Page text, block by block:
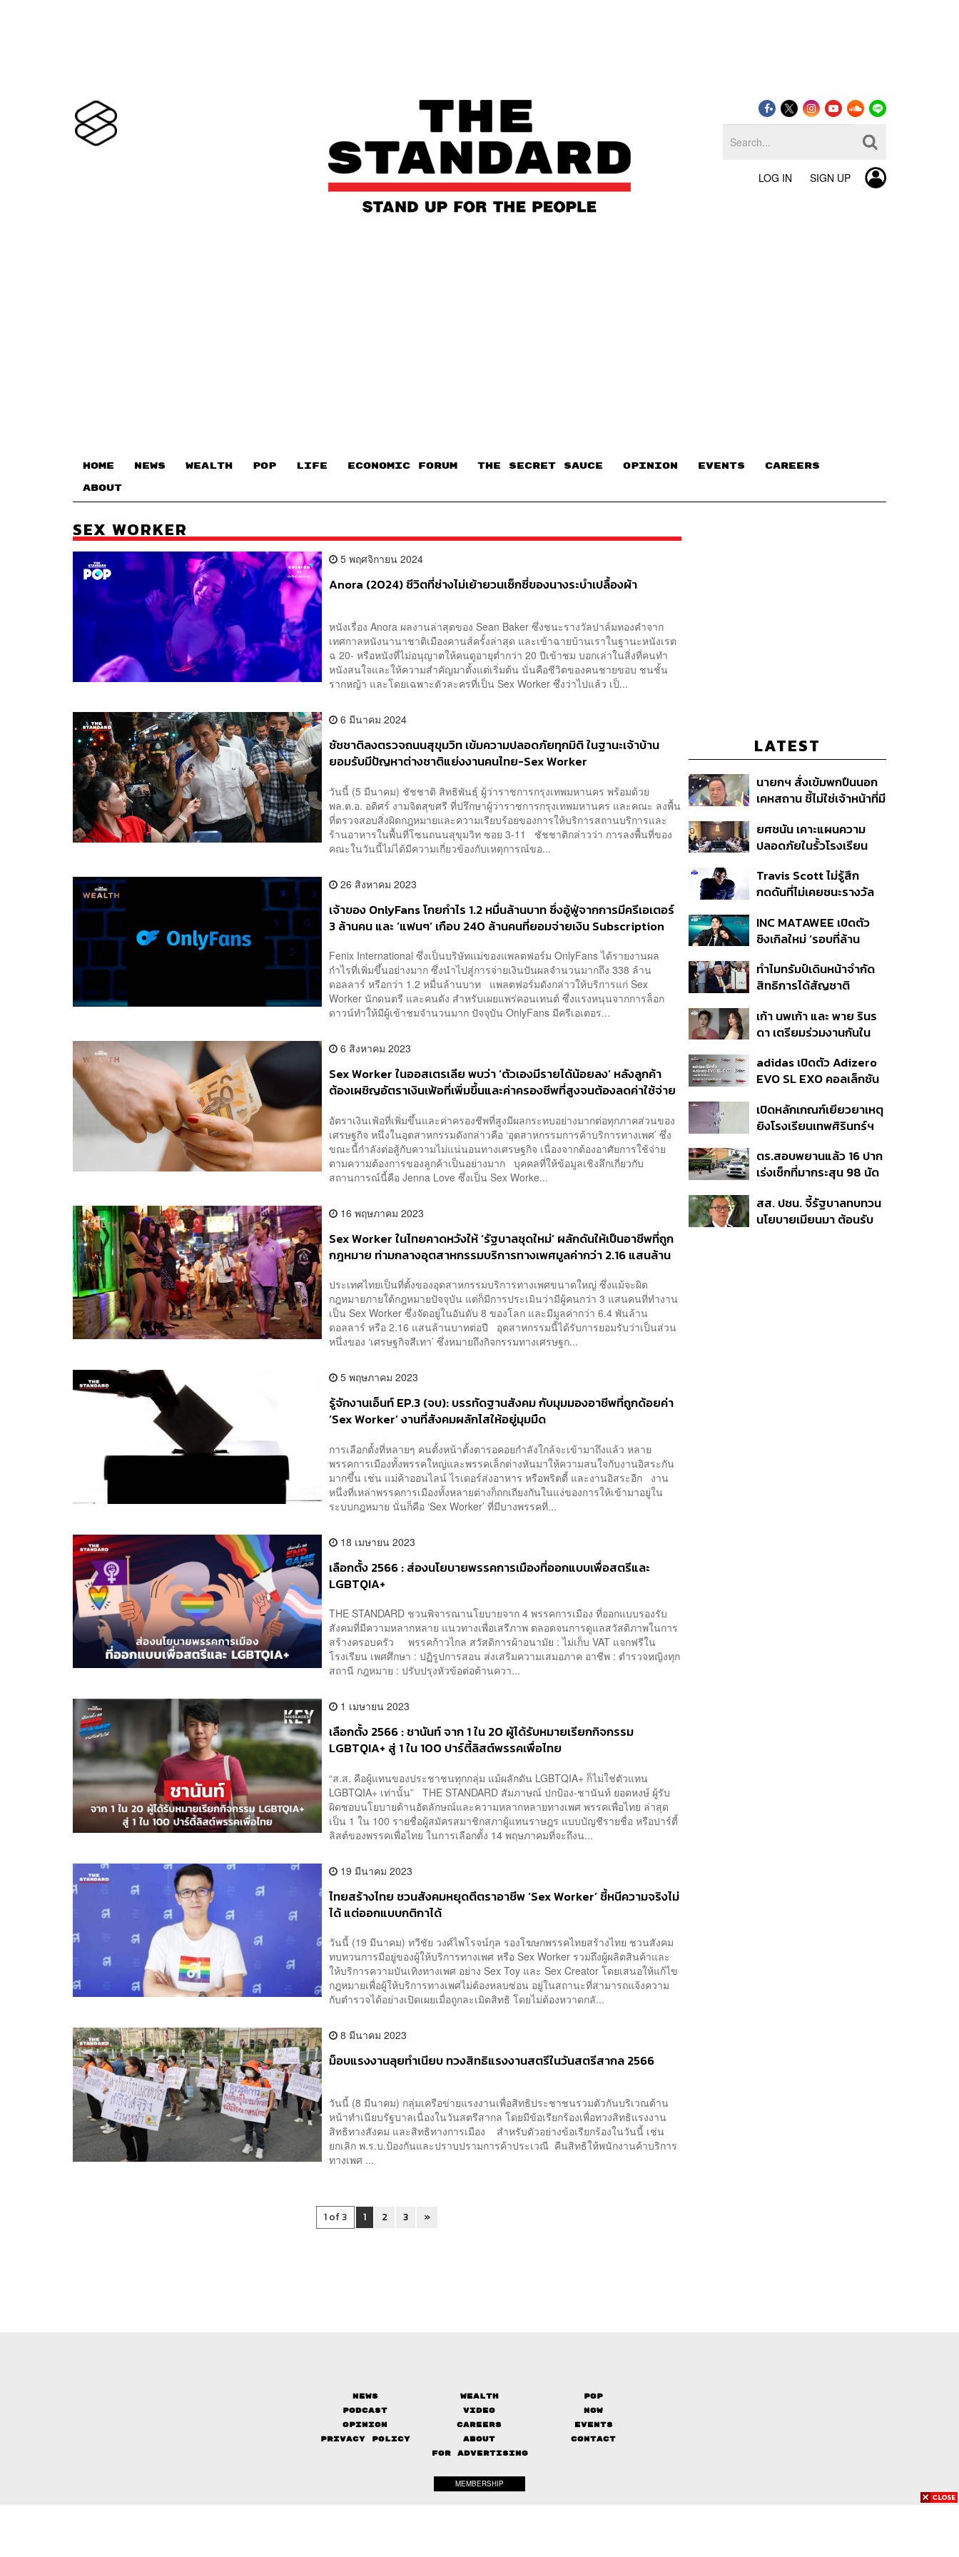
LOG IN SIGN UP
HOME NEWS WEALTH POP LIFE ECONOMIC FORUM THE SECRET SAUCE​ OPINION EVENTS CAREERS
ABOUT
SEX WORKER
5 พฤศจิกายน 2024
Anora (2024) ชีวิตที่ช่างไม่เย้ายวนเซ็กซี่ของนางระบำเปลื้องผ้า
หนังเรื่อง Anora ผลงานล่าสุดของ Sean Baker ซึ่งชนะรางวัลปาล์มทองคำจาก
เทศกาลหนังนานาชาติเมืองคานส์ครั้งล่าสุด และเข้าฉายบ้านเราในฐานะหนังเรต
ฉ 20- หรือหนังที่ไม่อนุญาตให้คนดูอายุต่ำกว่า 20 ปีเข้าชม บอกเล่าในสิ่งที่คนทำ
หนังสนใจและให้ความสำคัญมาตั้งแต่เริ่มต้น นั่นคือชีวิตของคนชายขอบ ชนชั้น
รากหญ้า และโดยเฉพาะตัวละครที่เป็น Sex Worker ซึ่งว่าไปแล้ว เป็...
6 มีนาคม 2024
ชัชชาติลงตรวจถนนสุขุมวิท เข้มความปลอดภัยทุกมิติ ในฐานะเจ้าบ้าน
ยอมรับมีปัญหาต่างชาติแย่งงานคนไทย-Sex Worker
วันนี้ (5 มีนาคม) ชัชชาติ สิทธิพันธุ์ ผู้ว่าราชการกรุงเทพมหานคร พร้อมด้วย
พล.ต.อ. อดิศร์ งามจิตสุขศรี ที่ปรึกษาผู้ว่าราชการกรุงเทพมหานคร และคณะ ลงพื้น
ที่ตรวจสอบสิ่งผิดกฎหมายและความเรียบร้อยของการให้บริการสถานบริการและ
ร้านอาหารในพื้นที่โซนถนนสุขุมวิท ซอย 3-11 ชัชชาติกล่าวว่า การลงพื้นที่ของ
คณะในวันนี้ไม่ได้มีความเกี่ยวข้องกับเหตุการณ์ขอ...
26 สิงหาคม 2023
เจ้าของ OnlyFans โกยกำไร 1.2 หมื่นล้านบาท ซึ่งอู้ฟู่จากการมีครีเอเตอร์
3 ล้านคน และ ‘แฟนๆ’ เกือบ 240 ล้านคนที่ยอมจ่ายเงิน Subscription
Fenix International ซึ่งเป็นบริษัทแม่ของแพลตฟอร์ม OnlyFans ได้รายงานผล
กำไรที่เพิ่มขึ้นอย่างมาก ซึ่งนำไปสู่การจ่ายเงินปันผลจำนวนมากถึง 338 ล้าน
ดอลลาร์ หรือกว่า 1.2 หมื่นล้านบาท แพลตฟอร์มดังกล่าวให้บริการแก่ Sex
Worker นักดนตรี และคนดัง สำหรับเผยแพร่คอนเทนต์ ซึ่งแรงหนุนจากการล็อก
ดาวน์ทำให้มีผู้เข้าชมจำนวนมาก ปัจจุบัน OnlyFans มีครีเอเตอร...
6 สิงหาคม 2023
Sex Worker ในออสเตรเลีย พบว่า ‘ตัวเองมีรายได้น้อยลง’ หลังลูกค้า
ต้องเผชิญอัตราเงินเฟ้อที่เพิ่มขึ้นและค่าครองชีพที่สูงจนต้องลดค่าใช้จ่าย
อัตราเงินเฟ้อที่เพิ่มขึ้นและค่าครองชีพที่สูงมีผลกระทบอย่างมากต่อทุกภาคส่วนของ
เศรษฐกิจ หนึ่งในอุตสาหกรรมดังกล่าวคือ ‘อุตสาหกรรมการค้าบริการทางเพศ’ ซึ่ง
ขณะนี้กำลังต่อสู้กับความไม่แน่นอนทางเศรษฐกิจ เนื่องจากต้องอาศัยการใช้จ่าย
ตามความต้องการของลูกค้าเป็นอย่างมาก บุคคลที่ให้ข้อมูลเชิงลึกเกี่ยวกับ
สถานการณ์นี้คือ Jenna Love ซึ่งเป็น Sex Worke...
16 พฤษภาคม 2023
Sex Worker ในไทยคาดหวังให้ ‘รัฐบาลชุดใหม่’ ผลักดันให้เป็นอาชีพที่ถูก
กฎหมาย ท่ามกลางอุตสาหกรรมบริการทางเพศมูลค่ากว่า 2.16 แสนล้าน
ประเทศไทยเป็นที่ตั้งของอุตสาหกรรมบริการทางเพศขนาดใหญ่ ซึ่งแม้จะผิด
กฎหมายภายใต้กฎหมายปัจจุบัน แต่ก็มีการประเมินว่ามีผู้คนกว่า 3 แสนคนที่ทำงาน
เป็น Sex Worker ซึ่งจัดอยู่ในอันดับ 8 ของโลก และมีมูลค่ากว่า 6.4 พันล้าน
ดอลลาร์ หรือ 2.16 แสนล้านบาทต่อปี อุตสาหกรรมนี้ได้รับการยอมรับว่าเป็นส่วน
หนึ่งของ ‘เศรษฐกิจสีเทา’ ซึ่งหมายถึงกิจกรรมทางเศรษฐก...
5 พฤษภาคม 2023
รู้จักงานเอ็นท์ EP.3 (จบ): บรรทัดฐานสังคม กับมุมมองอาชีพที่ถูกด้อยค่า
‘Sex Worker’ งานที่สังคมผลักไสให้อยู่มุมมืด
การเลือกตั้งที่หลายๆ คนตั้งหน้าตั้งตารอคอยกำลังใกล้จะเข้ามาถึงแล้ว หลาย
พรรคการเมืองทั้งพรรคใหญ่และพรรคเล็กต่างหันมาให้ความสนใจกับงานอิสระกัน
มากขึ้น เช่น แม่ค้าออนไลน์ ไรเดอร์ส่งอาหาร หรือพริตตี้ และงานอิสระอีก งาน
หนึ่งที่เหล่าพรรคการเมืองทั้งหลายต่างก็ถกเถียงกันในแง่ของการให้เข้ามาอยู่ใน
ระบบกฎหมาย นั่นก็คือ ‘Sex Worker’ ที่มีบางพรรคที่...
18 เมษายน 2023
เลือกตั้ง 2566 : ส่องนโยบายพรรคการเมืองที่ออกแบบเพื่อสตรีและ
LGBTQIA+
THE STANDARD ชวนพิจารณานโยบายจาก 4 พรรคการเมือง ที่ออกแบบรองรับ
สังคมที่มีความหลากหลาย แนวทางเพื่อเสรีภาพ ตลอดจนการดูแลสวัสดิภาพในการ
สร้างครอบครัว พรรคก้าวไกล สวัสดิการผ้าอนามัย : ไม่เก็บ VAT แจกฟรีใน
โรงเรียน เพศศึกษา : ปฏิรูปการสอน ส่งเสริมความเสมอภาค อาชีพ : ตำรวจหญิงทุก
สถานี กฎหมาย : ปรับปรุงหัวข้อต่อต้านควา...
1 เมษายน 2023
เลือกตั้ง 2566 : ชานันท์ จาก 1 ใน 20 ผู้ได้รับหมายเรียกกิจกรรม
LGBTQIA+ สู่ 1 ใน 100 ปาร์ตี้ลิสต์พรรคเพื่อไทย
“ส.ส. คือผู้แทนของประชาชนทุกกลุ่ม แม้ผลักดัน LGBTQIA+ ก็ไม่ใช่ตัวแทน
LGBTQIA+ เท่านั้น” THE STANDARD สัมภาษณ์ ปกป้อง-ชานันท์ ยอดหงษ์ ผู้รับ
ผิดชอบนโยบายด้านอัตลักษณ์และความหลากหลายทางเพศ พรรคเพื่อไทย ล่าสุด
เป็น 1 ใน 100 รายชื่อผู้สมัครสมาชิกสภาผู้แทนราษฎร แบบบัญชีรายชื่อ หรือปาร์ตี้
ลิสต์ของพรรคเพื่อไทย ในการเลือกตั้ง 14 พฤษภาคมที่จะถึงน...
19 มีนาคม 2023
ไทยสร้างไทย ชวนสังคมหยุดตีตราอาชีพ ‘Sex Worker’ ชี้หนีความจริงไม่
ได้ แต่ออกแบบกติกาได้
วันนี้ (19 มีนาคม) ทวีชัย วงศ์ไพโรจน์กุล รองโฆษกพรรคไทยสร้างไทย ชวนสังคม
ทบทวนการมีอยู่ของผู้ให้บริการทางเพศ หรือ Sex Worker รวมถึงผู้ผลิตสินค้าและ
ให้บริการความบันเทิงทางเพศ อย่าง Sex Toy และ Sex Creator โดยเสนอให้แก้ไข
กฎหมายเพื่อผู้ให้บริการทางเพศไม่ต้องหลบซ่อน อยู่ในสถานะที่สามารถแจ้งความ
กับตำรวจได้อย่างเปิดเผยเมื่อถูกละเมิดสิทธิ โดยไม่ต้องหวาดกลั...
8 มีนาคม 2023
ม็อบแรงงานลุยทำเนียบ ทวงสิทธิแรงงานสตรีในวันสตรีสากล 2566
วันนี้ (8 มีนาคม) กลุ่มเครือข่ายแรงงานเพื่อสิทธิประชาชนรวมตัวกันบริเวณด้าน
หน้าทำเนียบรัฐบาลเนื่องในวันสตรีสากล โดยมีข้อเรียกร้องเพื่อทวงสิทธิแรงงาน
สิทธิทางสังคม และสิทธิทางการเมือง สำหรับตัวอย่างข้อเรียกร้องในวันนี้ เช่น
ยกเลิก พ.ร.บ.ป้องกันและปราบปรามการค้าประเวณี คืนสิทธิให้พนักงานค้าบริการ
ทางเพศ ...
1 of 3 1 2 3 »
LATEST
นายกฯ สั่งเข้มพกปืนนอก
เคหสถาน ชี้ไม่ใช่เจ้าหน้าที่มี
ก่อเหตุ เจ้าของร่วมรับผิด
ยศชนัน เคาะแผนความ
ปลอดภัยในรั้วโรงเรียน
ดูแล-คุมเข้มคัดกรองสิ่ง
ผิดกฎหมาย
Travis Scott ไม่รู้สึก
กดดันที่ไม่เคยชนะรางวัล
แล้ว 10 ครั้ง
INC MATAWEE เปิดตัว
ซิงเกิลใหม่ ‘รอบที่ล้าน
มาแสดงในมิวสิกวิดีโอ
ทำไมทรัมป์เดินหน้าจำกัด
สิทธิการได้สัญชาติ
แม้ศาลสูงสุดเคยตัดสิน
คัดค้าน
เก้า นพเก้า และ พาย รินร
ดา เตรียมร่วมงานกันใน
Taste In Time’
adidas เปิดตัว Adizero
EVO SL EXO คอลเล็กชัน
Football
เปิดหลักเกณฑ์เยียวยาเหตุ
ยิงโรงเรียนเทพศิรินทร์ฯ
เจ็บสูงสุด 1 แสน เยียวยา
จิตใจ 5 ระดับ
ตร.สอบพยานแล้ว 16 ปาก
เร่งเช็กที่มากระสุน 98 นัด
ปากคำ
สส. ปชน. จี้รัฐบาลทบทวน
นโยบายเมียนมา ต้อนรับ
News Wealth
Pop
Podcast
Video
Now
Opinion
Careers
Events
Privacy Policy
About
Contact
FOR ADVERTISING
MEMBERSHIP